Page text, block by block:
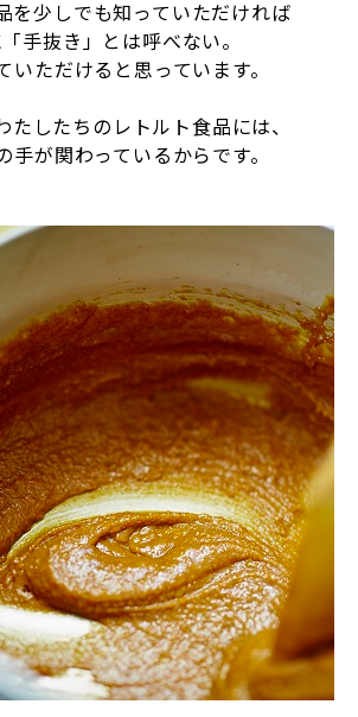
を少しでも知っていただければ
手抜き」とは呼べない。
いただけると思っています。
たしたちのレトルト食品には、
手が関わっているからです。